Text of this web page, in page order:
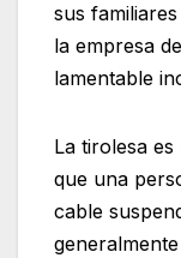
sus
la empresa
lamentable
La tirolesa
que una
cable